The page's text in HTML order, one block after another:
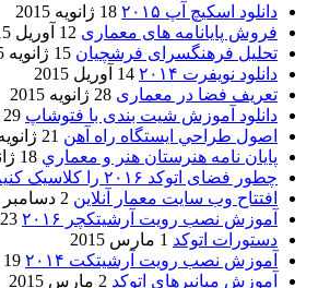
دانلود اسکیچ آپ ۲۰۱۵
18 ژانویه 2015
فروش پایانامه های معماری 12 آوریل 2015
تحلیل فرهنگسرای فرشچیان 15 ژانویه 2015
دانلود نویفرت ۲۰۱۴
14 آوریل 2015
تعریف فضا در معماری 28 ژانویه 2015
دانلود آموزش شیت بندی با فتوشاپ 29 ژوئن 2015
اصول طراحي ایستگاه راه آهن 21 ژانویه 2015
پایان نامه هنرستان هنر و معماري 18 ژانویه 2015
چطور فضای اتوکد ۲۰۱۶ را کلاسیک کنیم؟
افتتاح وب سایت معمار آنلاین 2 دسامبر 2014
آموزش نصب رویت آرشیتکچر ۲۰۱۶
23 می 2015
دستورات اتوکد 1 مارس 2015
آموزش نصب رویت آرشیتکت ۲۰۱۴
19 ژانویه 2015
آموزش میانبرهای اتوکد 2 مارس 2015